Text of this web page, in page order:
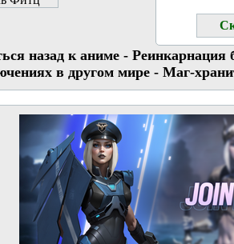
назад к аниме - Реинкарнация
в другом мире - Маг-